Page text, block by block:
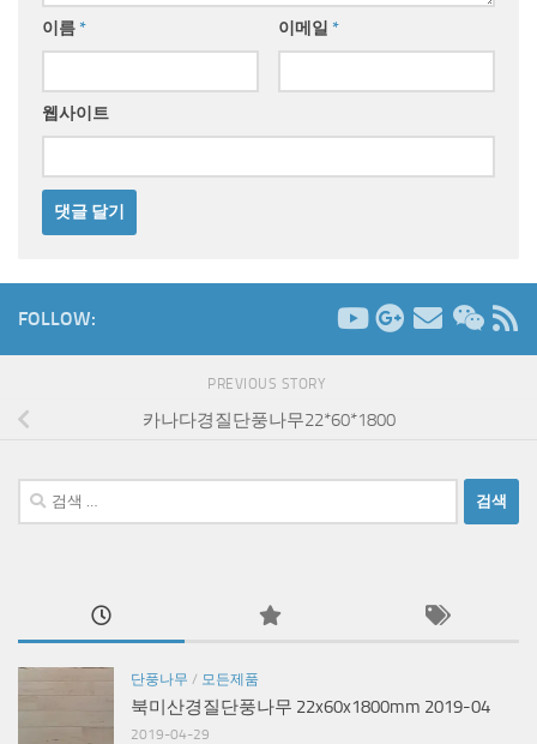
이름* 이메일 *
웹사이트
FOLLOW:
PREVIOUS STORY
카나다경질단풍나무22*60*1800
검
색:
단풍나무 / 모든제품
북미산경질단풍나무 22x60x1800mm 2019-04
2019-04-29